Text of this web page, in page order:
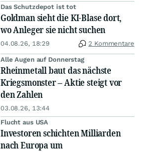
Das Schutzdepot ist tot
Goldman sieht die KI-Blase dort,
wo Anleger sie nicht suchen
04.08.26, 18:29 2 Kommentare
Alle Augen auf Donnerstag
Rheinmetall baut das nächste
Kriegsmonster – Aktie steigt vor
den Zahlen
03.08.26, 13:44
Flucht aus USA
Investoren schichten Milliarden
nach Europa um